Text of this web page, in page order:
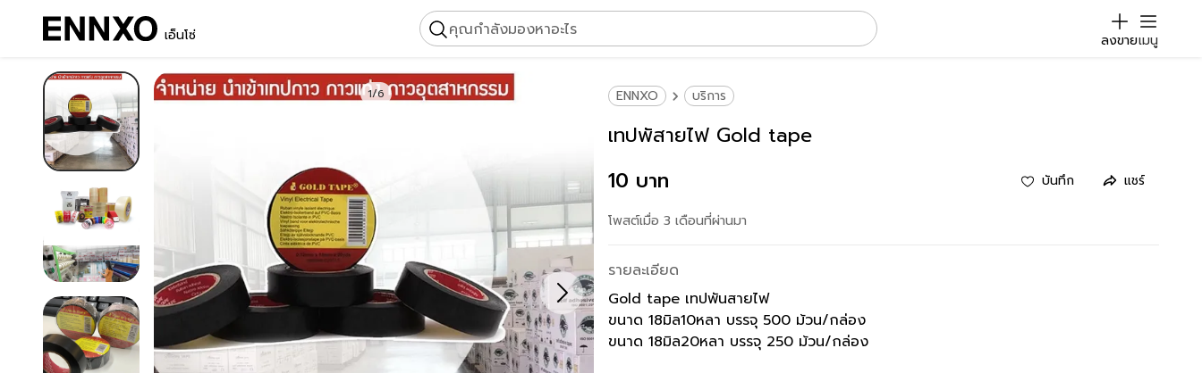
เอ็นโซ่ คุณกำลังมองหาอะไร
ลงขายเมนู
1/6 ENNXO บริการ
เทปพัสายไฟ Gold tape
10 บาท
บันทึก แชร์
โพสต์เมื่อ 3 เดือนที่ผ่านมา
รายละเอียด
Gold tape เทปพันสายไฟ
ขนาด 18มิล10หลา บรรจุ 500 ม้วน/กล่อง
ขนาด 18มิล20หลา บรรจุ 250 ม้วน/กล่อง